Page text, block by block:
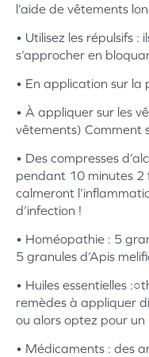
l’aide de vêtements
• Utilisez les répulsifs :
s’approcher en
• En application sur la
• À appliquer sur les
vêtements) Comment
• Des compresses
pendant 10 minutes 2
calmeront
d’infection !
• Homéopathie : 5
5 granules d’Apis
• Huiles essentielles
remèdes à appliquer
ou alors optez pour
• Médicaments : des